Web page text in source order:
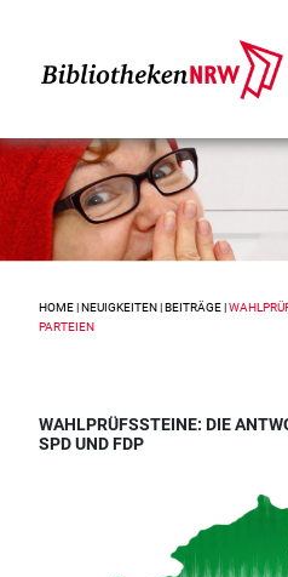
HOME|NEUIGKEITEN|BEITRÄGE|
PARTEIEN
WAHLPRÜFSSTEINE: DIE
SPD UND FDP